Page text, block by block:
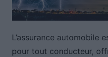
L’assurance automobile
pour tout conducteur,